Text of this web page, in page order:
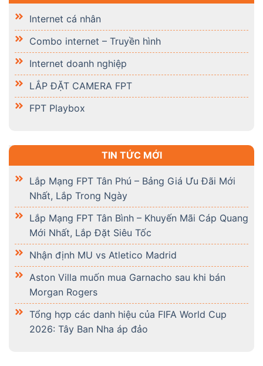
Internet cá nhân
Combo internet – Truyền hình
Internet doanh nghiệp
LẮP ĐẶT CAMERA FPT
FPT Playbox
TIN TỨC MỚI
Lắp Mạng FPT Tân Phú – Bảng Giá Ưu Đãi Mới
Nhất, Lắp Trong Ngày
Lắp Mạng FPT Tân Bình – Khuyến Mãi Cáp Quang
Mới Nhất, Lắp Đặt Siêu Tốc
Nhận định MU vs Atletico Madrid
Aston Villa muốn mua Garnacho sau khi bán
Morgan Rogers
Tổng hợp các danh hiệu của FIFA World Cup
2026: Tây Ban Nha áp đảo